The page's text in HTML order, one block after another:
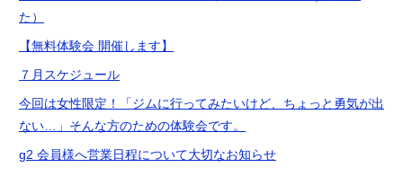
た）
【無料体験会 開催します】
７月スケジュール
今回は女性限定！「ジムに行ってみたいけど、ちょっと勇気が出
ない…」そんな方のための体験会です。
g2 会員様へ営業日程について大切なお知らせ